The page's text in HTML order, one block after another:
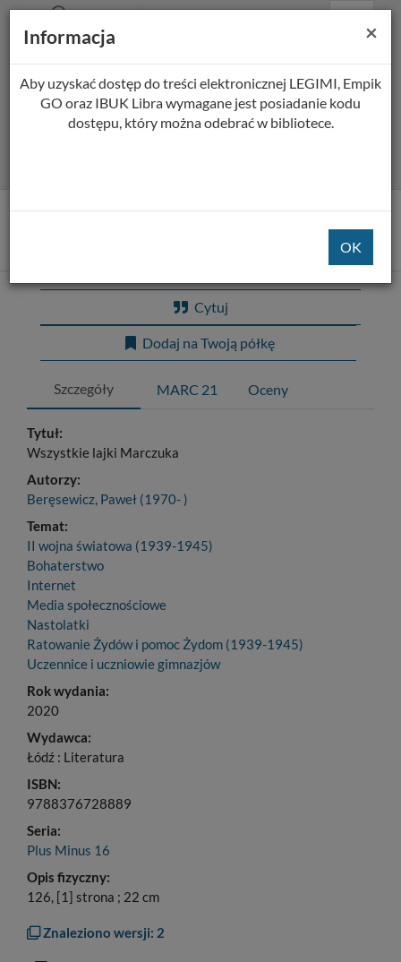
główne
główna
strona
główna
Menu
Wszystkie pola
Rozszerzone
Tytuł pozycji:
Wszystkie lajki Marczuka
Cytuj
Dodaj na Twoją półkę
Szczegóły MARC 21 Oceny
Tytuł:
Wszystkie lajki Marczuka
Autorzy:
Beręsewicz, Paweł (1970- )
Temat:
II wojna światowa (1939-1945)
Bohaterstwo
Internet
Media społecznościowe
Nastolatki
Ratowanie Żydów i pomoc Żydom (1939-1945)
Uczennice i uczniowie gimnazjów
Rok wydania:
2020
Wydawca:
Łódź : Literatura
ISBN:
9788376728889
Seria:
Plus Minus 16
Opis fizyczny:
126, [1] strona ; 22 cm
Znaleziono wersji: 2
×
Informacja
Aby uzyskać dostęp do treści elektronicznej LEGIMI, Empik
GO oraz IBUK Libra wymagane jest posiadanie kodu
dostępu, który można odebrać w bibliotece.